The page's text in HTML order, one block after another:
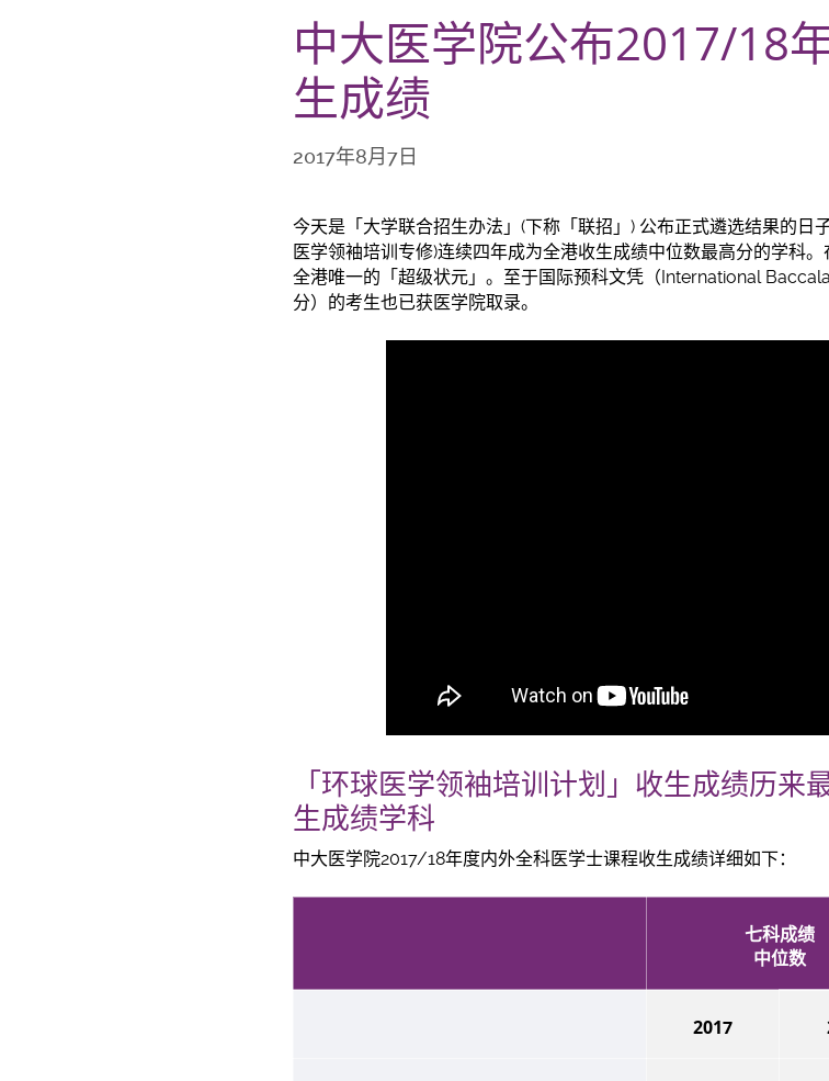
中大医学院公布2017/18
生成绩
2017年8月7日
今天是「大学联合招生办法」(下称「联招」) 公布正式遴选结果的日
医学领袖培训专修)连续四年成为全港收生成绩中位数最高分的学科
全港唯一的「超级状元」。至于国际预科文凭（International
分）的考生也已获医学院取录。
「环球医学领袖培训计划」收生成绩历
生成绩学科
中大医学院2017/18年度内外全科医学士课程收生成绩详细如下：
七科成绩
中位数
2017